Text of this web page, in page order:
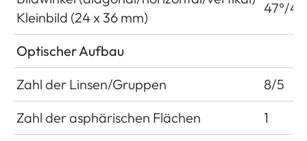
Kleinbild (24 x 36 mm)
47°/
Optischer Aufbau
Zahl der Linsen/Gruppen
8/5
Zahl der asphärischen Flächen
1